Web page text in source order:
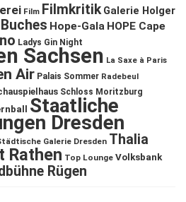
Film Filmkritik Galerie Holger
Hope-Gala HOPE Cape
Ladys Gin Night
Sachsen La Saxe à Paris
Air Palais Sommer Radebeul
Schloss Moritzburg
Staatliche
Dresden
Galerie Dresden Thalia
Rathen Top Lounge Volksbank
Rügen